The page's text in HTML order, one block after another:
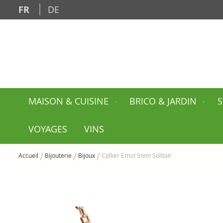
Allez
au
FR DE
MAISON & CUISINE BRICO & JARDIN
VOYAGES VINS
Accueil Bijouterie Bijoux Collier Ernst Stein Solitair